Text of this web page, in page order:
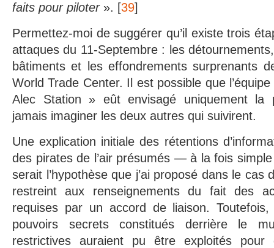
faits pour piloter». [39]
Permettez-moi de suggérer qu’il existe trois
attaques du 11-Septembre : les
bâtiments et les effondrements surprenants
World Trade Center. Il est possible que
Alec Station » eût envisagé uniquement la
jamais imaginer les deux autres qui suivirent.
Une explication initiale des rétentions
des pirates de l’air présumés — à la fois
serait l’hypothèse que j’ai proposé dans le cas
restreint aux renseignements du fait des
requises par un accord de liaison.
pouvoirs secrets constitués derrière le
restrictives auraient pu être exploités pour